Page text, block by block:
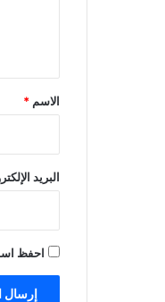
*
الاسم *
البريد
احفظ